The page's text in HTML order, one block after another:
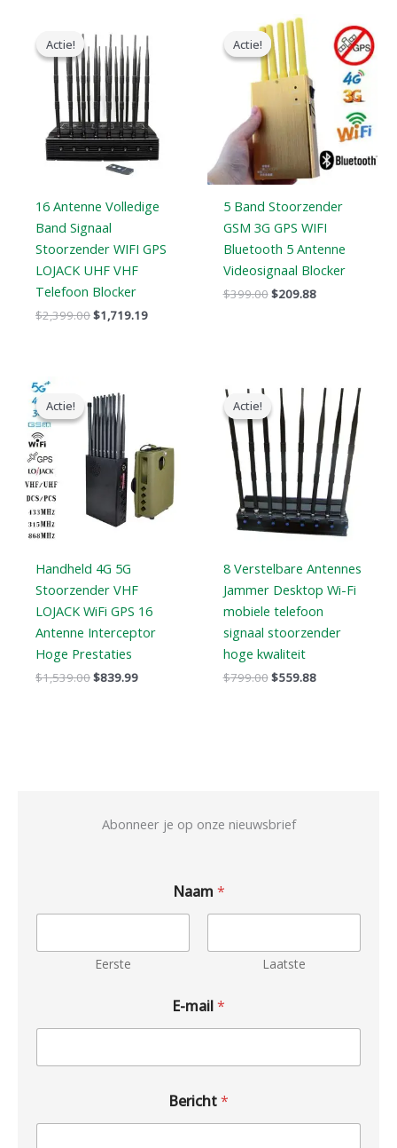
Actie!
Actie!
16 Antenne Volledige
Band Signaal
Stoorzender WIFI GPS
LOJACK UHF VHF
Telefoon Blocker
$2,399.00
prijs
was:
$2,399.00.
$1,719.19
prijs
is:
Actie!
Actie!
5 Band Stoorzender
GSM 3G GPS WIFI
Bluetooth 5 Antenne
Videosignaal Blocker
$399.00
Oorspronkelijke
prijs
was:
$399.00.
$209.88
prijs
$209.88.
Actie!
Actie!
Handheld 4G 5G
Stoorzender VHF
LOJACK WiFi GPS 16
Antenne Interceptor
Hoge Prestaties
$1,539.00
prijs
was:
$1,539.00.
$839.99
Actie!
Actie!
8 Verstelbare Antennes
Jammer Desktop Wi-Fi
mobiele telefoon
signaal stoorzender
hoge kwaliteit
$799.00
prijs
was:
$799.00.
$559.88
prijs
is:
$559.88.
Abonneer je op onze nieuwsbrief
Naam *
Eerste Laatste
E-mail*
Bericht*